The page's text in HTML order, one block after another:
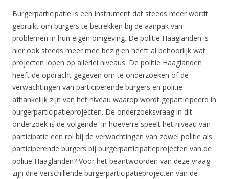
Burgerparticipatie is een instrument dat steeds meer wordt
gebruikt om burgers te betrekken bij de aanpak van
problemen in hun eigen omgeving. De politie Haaglanden is
hier ook steeds meer mee bezig en heeft al behoorlijk wat
projecten lopen op allerlei niveaus. De politie Haaglanden
heeft de opdracht gegeven om te onderzoeken of de
verwachtingen van participerende burgers en politie
afhankelijk zijn van het niveau waarop wordt geparticipeerd in
burgerparticipatieprojecten. De onderzoeksvraag in dit
onderzoek is de volgende: In hoeverre speelt het niveau van
participatie een rol bij de verwachtingen van zowel politie als
participerende burgers bij burgerparticipatieprojecten van de
politie Haaglanden? Voor het beantwoorden van deze vraag
zijn drie verschillende burgerparticipatieprojecten van de